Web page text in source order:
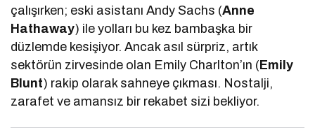
çalışırken; eski asistanı Andy Sachs (Anne
Hathaway) ile yolları bu kez bambaşka bir
düzlemde kesişiyor. Ancak asıl sürpriz, artık
sektörün zirvesinde olan Emily Charlton’ın (Emily
Blunt) rakip olarak sahneye çıkması. Nostalji,
zarafet ve amansız bir rekabet sizi bekliyor.